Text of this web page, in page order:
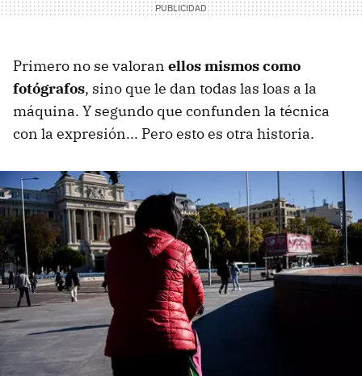
Primero no se valoran ellos mismos como
fotógrafos, sino que le dan todas las loas a la
máquina. Y segundo que confunden la técnica
con la expresión... Pero esto es otra historia.